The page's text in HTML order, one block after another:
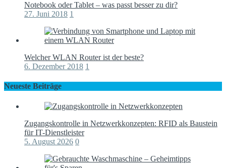
Notebook oder Tablet – was passt besser zu dir?
27. Juni 2018 1
Welcher WLAN Router ist der beste?
6. Dezember 2018 1
Neueste Beiträge
Zugangskontrolle in Netzwerkkonzepten: RFID als Baustein
für IT-Dienstleister
5. August 2026 0